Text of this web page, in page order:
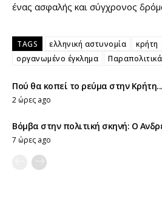
ένας ασφαλής και σύγχρονος
TAGS ελληνική αστυνομία κρήτη
οργανωμένο έγκλημα
Πού θα κοπεί το ρεύμα στην Κρήτη...
2 ώρες ago
Βόμβα στην πολιτική σκηνή: Ο
7 ώρες ago